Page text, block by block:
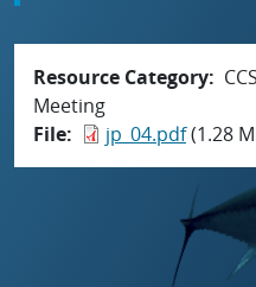
Resource Category
Meeting
File
jp_04.pdf(1.28